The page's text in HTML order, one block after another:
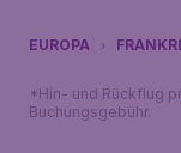
EUROPA
*Hin- und Rückflug
Buchungsgebühr.